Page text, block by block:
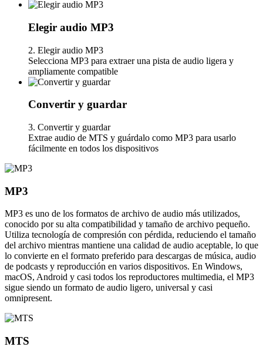
Elegir audio MP3
2. Elegir audio MP3
Selecciona MP3 para extraer una pista de audio ligera y
ampliamente compatible
Convertir y guardar
3. Convertir y guardar
Extrae audio de MTS y guárdalo como MP3 para usarlo
fácilmente en todos los dispositivos
MP3
MP3 es uno de los formatos de archivo de audio más utilizados,
conocido por su alta compatibilidad y tamaño de archivo pequeño.
Utiliza tecnología de compresión con pérdida, reduciendo el tamaño
del archivo mientras mantiene una calidad de audio aceptable, lo que
lo convierte en el formato preferido para descargas de música, audio
de podcasts y reproducción en varios dispositivos. En Windows,
macOS, Android y casi todos los reproductores multimedia, el MP3
sigue siendo un formato de audio ligero, universal y casi
omnipresent.
MTS